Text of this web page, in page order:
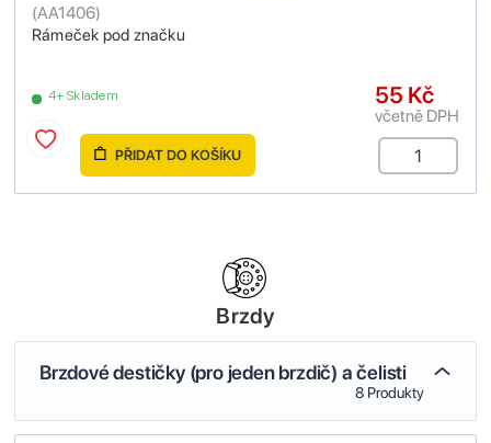
Rámeček pod značku
(AA1406)
4+ Skladem 55 Kč
včetně DPH
PŘIDAT DO KOŠÍKU
Brzdy
Brzdové destičky (pro jeden brzdič) a čelisti
8 Produkty